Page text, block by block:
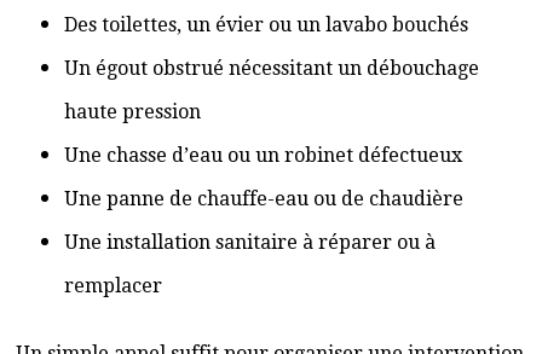
Des toilettes, un évier ou un lavabo bouchés
Un égout obstrué nécessitant un débouchage
haute pression
Une chasse d’eau ou un robinet défectueux
Une panne de chauffe-eau ou de chaudière
Une installation sanitaire à réparer ou à
remplacer